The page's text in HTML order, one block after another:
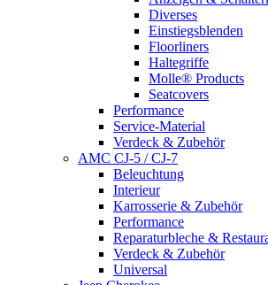
Diverses
Einstiegsblenden
Floorliners
Haltegriffe
Molle® Products
Seatcovers
Performance
Service-Material
Verdeck & Zubehör
AMC CJ-5 / CJ-7
Beleuchtung
Interieur
Karrosserie & Zubehör
Performance
Reparaturbleche &
Verdeck & Zubehör
Universal